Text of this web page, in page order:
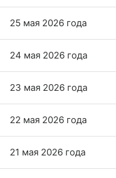
25 мая 2026 года
24 мая 2026 года
23 мая 2026 года
22 мая 2026 года
21 мая 2026 года